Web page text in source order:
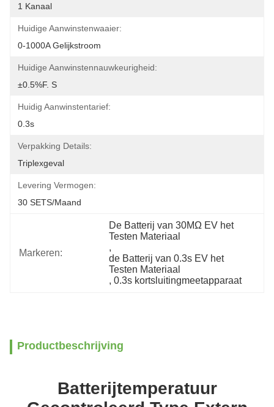
1 Kanaal
Huidige Aanwinstenwaaier:
0-1000A Gelijkstroom
Huidige Aanwinstennauwkeurigheid:
±0.5%F. S
Huidig Aanwinstentarief:
0.3s
Verpakking Details:
Triplexgeval
Levering Vermogen:
30 SETS/Maand
Markeren:
De Batterij van 30MΩ EV het
Testen Materiaal
,
de Batterij van 0.3s EV het
Testen Materiaal
, 0.3s kortsluitingmeetapparaat
Productbeschrijving
Batterijtemperatuur